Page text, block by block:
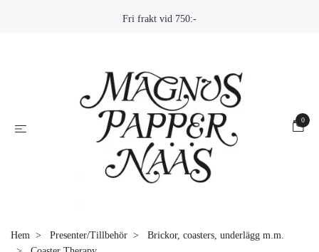
Fri frakt vid 750:-
0
Hem Presenter/Tillbehör
Brickor, coasters, underlägg m.m.